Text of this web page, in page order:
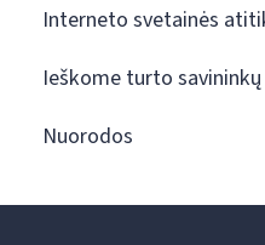
Interneto svetainės
Ieškome turto savininkų
Nuorodos